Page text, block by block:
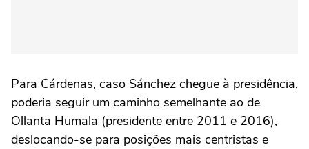
Para Cárdenas, caso Sánchez chegue à presidência,
poderia seguir um caminho semelhante ao de
Ollanta Humala (presidente entre 2011 e 2016),
deslocando-se para posições mais centristas e